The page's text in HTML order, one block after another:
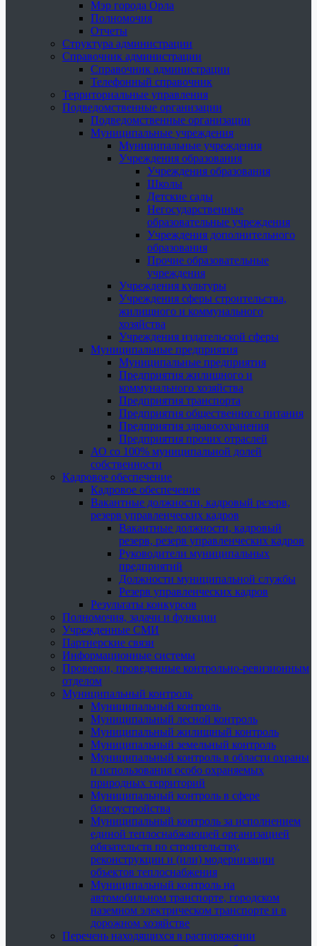
Мэр города Орла
Полномочия
Отчеты
Структура администрации
Справочник администрации
Справочник администрации
Телефонный справочник
Территориальные управления
Подведомственные организации
Подведомственные организации
Муниципальные учреждения
Муниципальные учреждения
Учреждения образования
Учреждения образования
Школы
Детские сады
Негосударственные
образовательные учреждения
Учреждения дополнительного
образования
Прочие образовательные
учреждения
Учреждения культуры
Учреждения сферы строительства,
жилищного и коммунального
хозяйства
Учреждения издательской сферы
Муниципальные предприятия
Муниципальные предприятия
Предприятия жилищного и
коммунального хозяйства
Предприятия транспорта
Предприятия общественного питания
Предприятия здравоохранения
Предприятия прочих отраслей
АО со 100% муниципальной долей
собственности
Кадровое обеспечение
Кадровое обеспечение
Вакантные должности, кадровый резерв,
резерв управленческих кадров
Вакантные должности, кадровый
резерв, резерв управленческих кадров
Руководители муниципальных
предприятий
Должности муниципальной службы
Резерв управленческих кадров
Результаты конкурсов
Полномочия, задачи и функции
Учрежденные СМИ
Партнерские связи
Информационные системы
Проверки, проведенные контрольно-ревизионным
отделом
Муниципальный контроль
Муниципальный контроль
Муниципальный лесной контроль
Муниципальный жилищный контроль
Муниципальный земельный контроль
Муниципальный контроль в области охраны
и использования особо охраняемых
природных территорий
Муниципальный контроль в сфере
благоустройства
Муниципальный контроль за исполнением
единой теплоснабжающей организацией
обязательств по строительству,
реконструкции и (или) модернизации
объектов теплоснабжения
Муниципальный контроль на
автомобильном транспорте, городском
наземном электрическом транспорте и в
дорожном хозяйстве
Перечень находящихся в распоряжении